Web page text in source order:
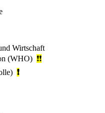
Wirtschaft
(WHO) ❗❗
❗